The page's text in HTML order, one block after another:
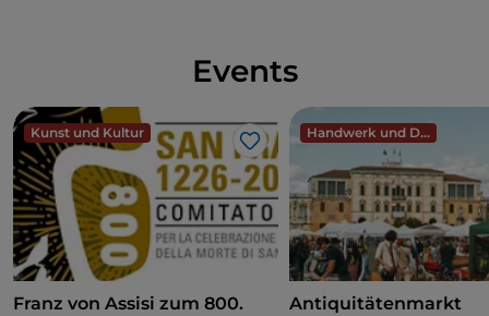
Events
Kunst und Kultur
Like
Franz von Assisi zum 800.
Handwerk und Design
Antiquitätenmarkt